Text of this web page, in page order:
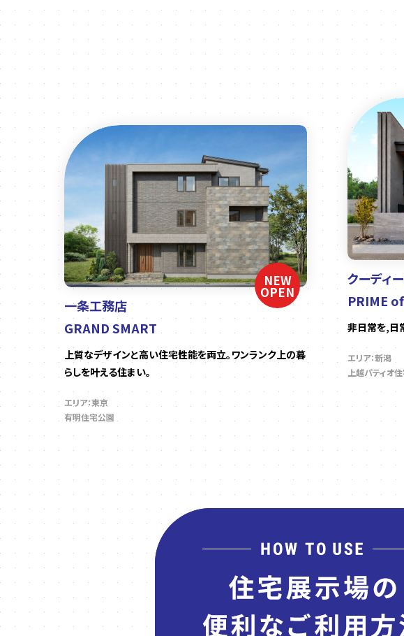
NEW
OPEN
一条工務店
GRAND SMART
上質なデザインと高い住宅性能を両立。ワンランク上の暮
らしを叶える住まい。
エリア：東京
有明住宅公園
クーディ
PRIME
非日常を,日
エリア：新潟
上越パティオ